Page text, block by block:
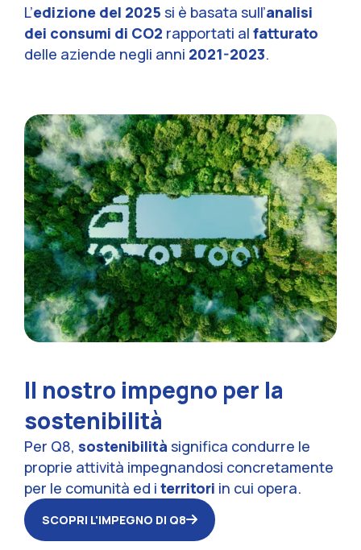
L’edizione del 2025 si è basata sull’analisi
dei consumi di CO2 rapportati al fatturato
delle aziende negli anni 2021-2023.
Il nostro impegno per la
sostenibilità
Per Q8, sostenibilità significa condurre le
proprie attività impegnandosi concretamente
per le comunità ed i territori in cui opera.
SCOPRI L'IMPEGNO DI Q8